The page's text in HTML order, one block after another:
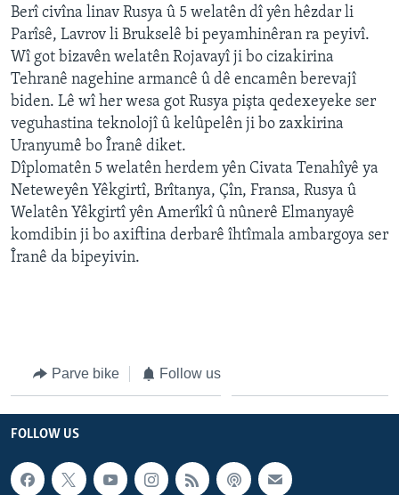
ÎRAN
ROJHILATA NAVÎN
CÎHAN
ÇAND Û HUNER
SERNIVÎS
SORANÎ
Learning English
Berî civîna linav Rusya û 5 welatên dî yên hêzdar li
Parîsê, Lavrov li Brukselê bi peyamhinêran ra peyivî.
Wî got bizavên welatên Rojavayî ji bo cizakirina
Tehranê nagehine armancê û dê encamên berevajî
biden. Lê wî her wesa got Rusya pişta qedexeyeke ser
veguhastina teknolojî û kelûpelên ji bo zaxkirina
Uranyumê bo Îranê diket.
Dîplomatên 5 welatên herdem yên Civata Tenahîyê ya
Neteweyên Yêkgirtî, Brîtanya, Çîn, Fransa, Rusya û
Welatên Yêkgirtî yên Amerîkî û nûnerê Elmanyayê
komdibin ji bo axiftina derbarê îhtîmala ambargoya ser
Îranê da bipeyivin.
Parve bike Follow us
FOLLOW US